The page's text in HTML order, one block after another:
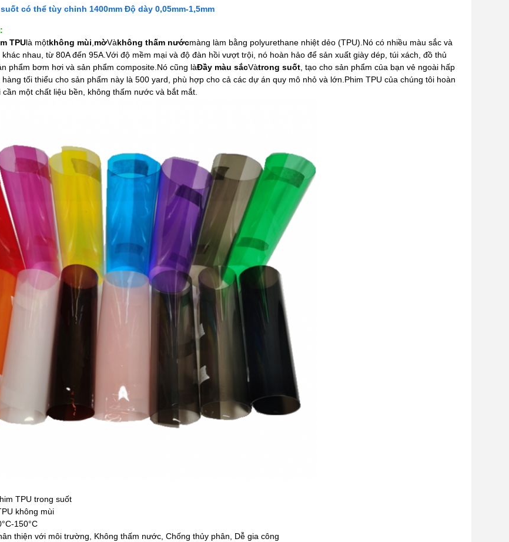
có thể tùy chỉnh 1400mm Độ dày 0,05mm-1,5mm
TPUlà mộtkhông mùi mờVàkhông thấm nướcmàng làm bằng polyurethane nhiệt dẻo (TPU).Nó có nhiều màu sắc và
nhau, từ 80A đến 95A.Với độ mềm mại và độ đàn hồi vượt trội, nó hoàn hảo để sản xuất giày dép, túi xách, đồ thủ
phẩm bơm hơi và sản phẩm composite.Nó cũng làĐầy màu sắcVàtrong suốt , tạo cho sản phẩm của bạn vẻ ngoài hấp
tối thiểu cho sản phẩm này là 500 yard, phù hợp cho cả các dự án quy mô nhỏ và lớn.Phim TPU của chúng tôi hoàn
một chất liệu bền, không thấm nước và bắt mắt.
TPU trong suốt
không mùi
150°C
thiện với môi trường, Không thấm nước, Chống thủy phân, Dễ gia công